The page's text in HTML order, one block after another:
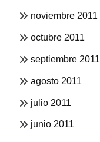
noviembre 2011
octubre 2011
septiembre 2011
agosto 2011
julio 2011
junio 2011